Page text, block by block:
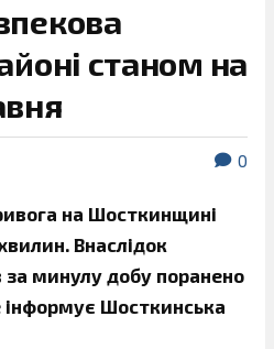
станом на
0
на Шосткинщині
Внаслідок
за минулу добу поранено
Шосткинська